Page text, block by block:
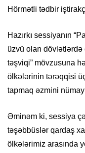
Hörmətli tədbir
Hazırkı sessiyanın
üzvü olan dövlətlərdə
təşviqi” mövzusuna
ölkələrinin tərəqqisi
tapmaq əzmini
Əminəm ki, sessiya
təşəbbüslər qardaş
ölkələrimiz arasında